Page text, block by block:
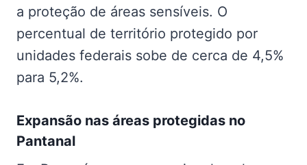
a proteção de áreas sensíveis. O
percentual de território protegido por
unidades federais sobe de cerca de 4,5%
para 5,2%.
Expansão nas áreas protegidas no
Pantanal